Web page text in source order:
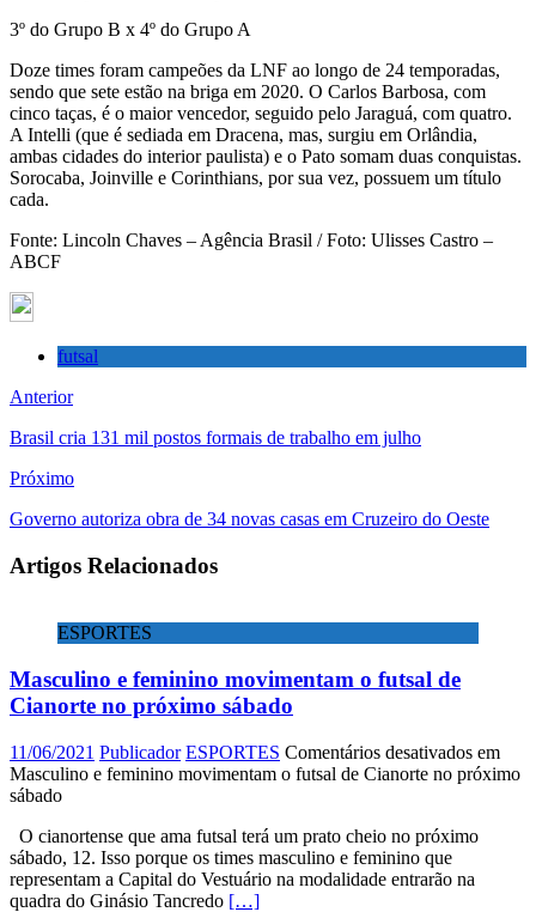
3º do Grupo B x 4º do Grupo A
Doze times foram campeões da LNF ao longo de 24 temporadas,
sendo que sete estão na briga em 2020. O Carlos Barbosa, com
cinco taças, é o maior vencedor, seguido pelo Jaraguá, com quatro.
A Intelli (que é sediada em Dracena, mas, surgiu em Orlândia,
ambas cidades do interior paulista) e o Pato somam duas conquistas.
Sorocaba, Joinville e Corinthians, por sua vez, possuem um título
cada.
Fonte: Lincoln Chaves – Agência Brasil / Foto: Ulisses Castro –
ABCF
futsal
Anterior
Brasil cria 131 mil postos formais de trabalho em julho
Próximo
Governo autoriza obra de 34 novas casas em Cruzeiro do Oeste
Artigos Relacionados
ESPORTES
Masculino e feminino movimentam o futsal de
Cianorte no próximo sábado
11/06/2021 Publicador ESPORTES Comentários desativados em
Masculino e feminino movimentam o futsal de Cianorte no próximo
sábado
O cianortense que ama futsal terá um prato cheio no próximo
sábado, 12. Isso porque os times masculino e feminino que
representam a Capital do Vestuário na modalidade entrarão na
quadra do Ginásio Tancredo […]